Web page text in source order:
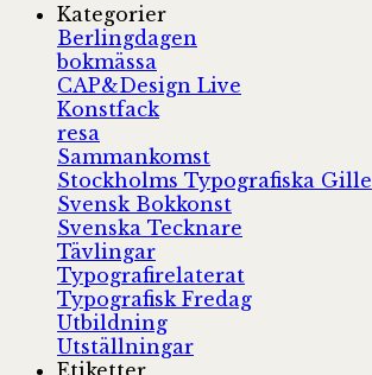
Kategorier
Berlingdagen
bokmässa
CAP&Design Live
Konstfack
resa
Sammankomst
Stockholms Typografiska Gille
Svensk Bokkonst
Svenska Tecknare
Tävlingar
Typografirelaterat
Typografisk Fredag
Utbildning
Utställningar
Etiketter